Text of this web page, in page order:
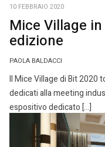
10 FEBBRAIO 2020
Mice Village
edizione
PAOLA BALDACCI
Il Mice Village di Bit 2020
dedicati alla meeting
espositivo dedicato […]